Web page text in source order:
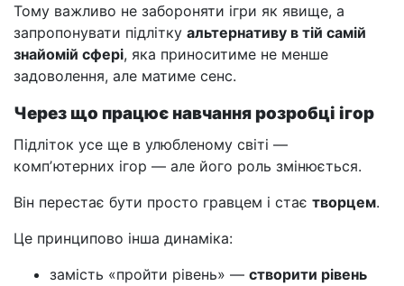
Тому важливо не забороняти ігри як явище, а
запропонувати підлітку альтернативу в тій самій
знайомій сфері, яка приноситиме не менше
задоволення, але матиме сенс.
Через що працює навчання розробці ігор
Підліток усе ще в улюбленому світі —
компʼютерних ігор — але його роль змінюється.
Він перестає бути просто гравцем і стає творцем.
Це принципово інша динаміка:
замість «пройти рівень» — створити рівень